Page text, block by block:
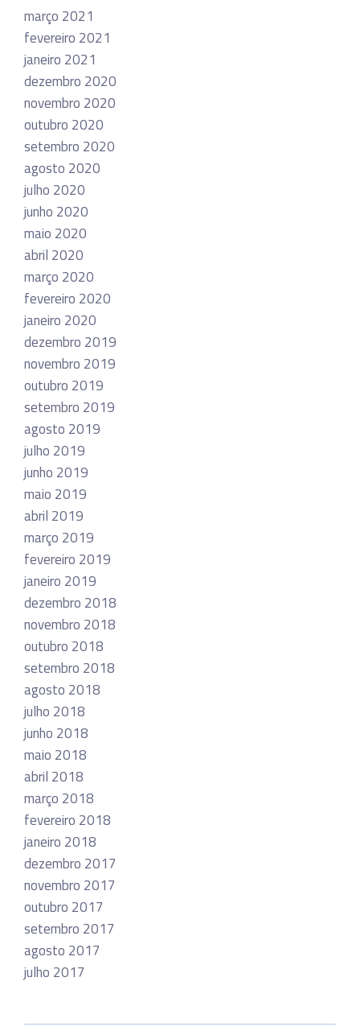
março 2021
fevereiro 2021
janeiro 2021
dezembro 2020
novembro 2020
outubro 2020
setembro 2020
agosto 2020
julho 2020
junho 2020
maio 2020
abril 2020
março 2020
fevereiro 2020
janeiro 2020
dezembro 2019
novembro 2019
outubro 2019
setembro 2019
agosto 2019
julho 2019
junho 2019
maio 2019
abril 2019
março 2019
fevereiro 2019
janeiro 2019
dezembro 2018
novembro 2018
outubro 2018
setembro 2018
agosto 2018
julho 2018
junho 2018
maio 2018
abril 2018
março 2018
fevereiro 2018
janeiro 2018
dezembro 2017
novembro 2017
outubro 2017
setembro 2017
agosto 2017
julho 2017